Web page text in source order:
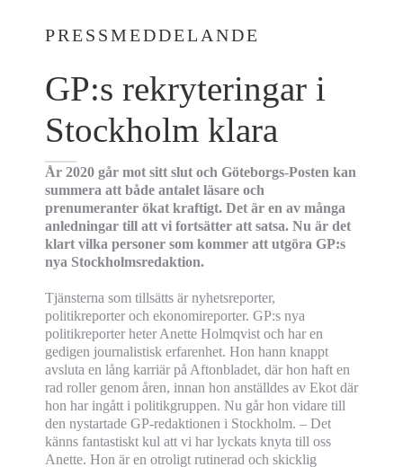
PRESSMEDDELANDE
GP:s rekryteringar i
Stockholm klara
År 2020 går mot sitt slut och Göteborgs-Posten kan
summera att både antalet läsare och
prenumeranter ökat kraftigt. Det är en av många
anledningar till att vi fortsätter att satsa. Nu är det
klart vilka personer som kommer att utgöra GP:s
nya Stockholmsredaktion.
Tjänsterna som tillsätts är nyhetsreporter,
politikreporter och ekonomireporter. GP:s nya
politikreporter heter Anette Holmqvist och har en
gedigen journalistisk erfarenhet. Hon hann knappt
avsluta en lång karriär på Aftonbladet, där hon haft en
rad roller genom åren, innan hon anställdes av Ekot där
hon har ingått i politikgruppen. Nu går hon vidare till
den nystartade GP-redaktionen i Stockholm. – Det
känns fantastiskt kul att vi har lyckats knyta till oss
Anette. Hon är en otroligt rutinerad och skicklig